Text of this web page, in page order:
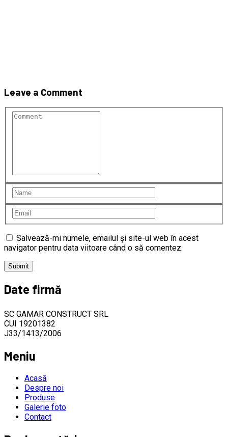
Leave a Comment
Salvează-mi numele, emailul și site-ul web în acest
navigator pentru data viitoare când o să comentez.
Date firmă
SC GAMAR CONSTRUCT SRL
CUI 19201382
J33/1413/2006
Meniu
Acasă
Despre noi
Produse
Galerie foto
Contact